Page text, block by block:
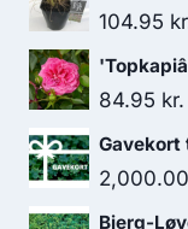
104.95
84.95 kr.
2,000.00
Bjerg-